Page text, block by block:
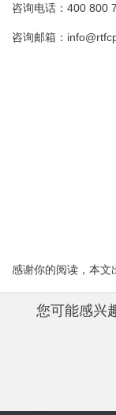
咨询电话： 400 800
咨询邮箱：
感谢你的阅读，本文
您可能感兴